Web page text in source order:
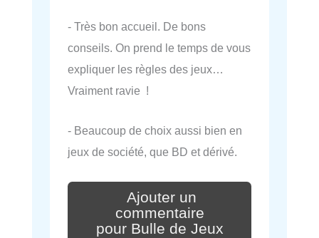
- Très bon accueil. De bons
conseils. On prend le temps de vous
expliquer les règles des jeux…
Vraiment ravie !
- Beaucoup de choix aussi bien en
jeux de société, que BD et dérivé.
Ajouter un
commentaire
pour Bulle de Jeux